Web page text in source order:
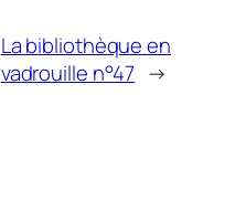
La bibliothèque en
vadrouille n°47 →